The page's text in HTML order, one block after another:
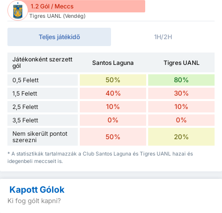
1.2 Gól / Meccs
Tigres UANL (Vendég)
Teljes játékidő 1H/2H
Játékonként szerzett
gól
Santos Laguna Tigres UANL
0,5 Felett 50% 80%
1,5 Felett 40% 30%
2,5 Felett 10% 10%
3,5 Felett 0% 0%
Nem sikerült pontot
szerezni
50% 20%
* A statisztikák tartalmazzák a Club Santos Laguna és Tigres UANL hazai és
idegenbeli meccseit is.
Kapott Gólok
Ki fog gólt kapni?